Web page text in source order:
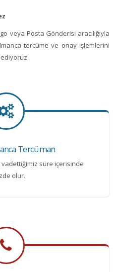
veya Posta Gönderisi aracılığıyla
tercüme ve onay işlemlerini
Tercüman
süre içerisinde
olur.